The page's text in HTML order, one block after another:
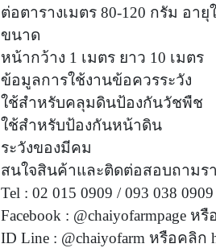
ต่อตารางเมตร 80-120 กรัม อายุ
ขนาด
หน้ากว้าง 1 เมตร ยาว 10 เมตร
ข้อมูลการใช้งานข้อควรระวัง
ใช้สำหรับคลุมดินป้องกันวัชพืช
ใช้สำหรับป้องกันหน้าดิน
ระวังของมีคม
สนใจสินค้าและติดต่อสอบถามร
Tel : 02 015 0909 / 093 038 0909
Facebook : @chaiyofarmpage ห
ID Line : @chaiyofarm หรือคลิก